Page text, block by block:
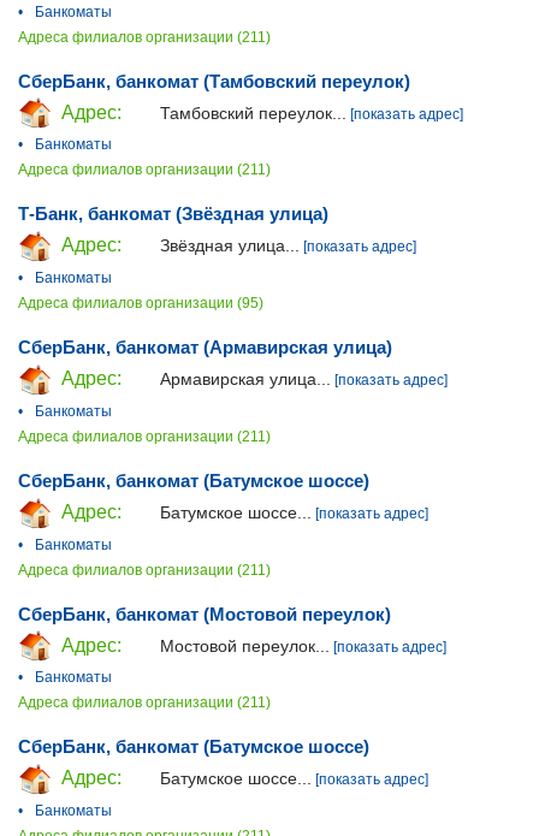
•
Банкоматы
Адреса филиалов организации (211)
СберБанк, банкомат (Тамбовский переулок)
Адрес:
Тамбовский переулок...
[показать адрес]
•
Банкоматы
Адреса филиалов организации (211)
Т-Банк, банкомат (Звёздная улица)
Адрес:
Звёздная улица... [показать адрес]
•
Банкоматы
Адреса филиалов организации (95)
СберБанк, банкомат (Армавирская улица)
Адрес:
Армавирская улица...
[показать адрес]
•
Банкоматы
Адреса филиалов организации (211)
СберБанк, банкомат (Батумское шоссе)
Адрес:
Батумское шоссе...
[показать адрес]
•
Банкоматы
Адреса филиалов организации (211)
СберБанк, банкомат (Мостовой переулок)
Адрес:
Мостовой переулок...
[показать адрес]
•
Банкоматы
Адреса филиалов организации (211)
СберБанк, банкомат (Батумское шоссе)
Адрес:
Батумское шоссе... [показать адрес]
•
Банкоматы